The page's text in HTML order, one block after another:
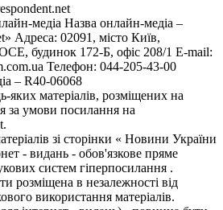
медіа Назва онлайн-медіа –
Адреса: 02091, місто Київ,
будинок 172-Б, офіс 208/1 E-mail:
Телефон: 044-205-43-00
– R40-06068
яких матеріалів, розміщених на
за умови посилання на
зі сторінки « Новини України
- видань - обов'язкове пряме
систем гіперпосилання .
розміщена в незалежності від
використання матеріалів.